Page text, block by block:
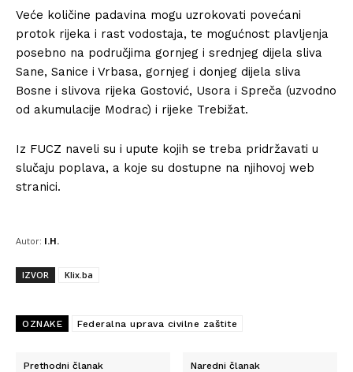
Veće količine padavina mogu uzrokovati povećani
protok rijeka i rast vodostaja, te mogućnost plavljenja
posebno na područjima gornjeg i srednjeg dijela sliva
Sane, Sanice i Vrbasa, gornjeg i donjeg dijela sliva
Bosne i slivova rijeka Gostović, Usora i Spreča (uzvodno
od akumulacije Modrac) i rijeke Trebižat.
Iz FUCZ naveli su i upute kojih se treba pridržavati u
slučaju poplava, a koje su dostupne na njihovoj web
stranici.
Autor: I.H.
IZVOR Klix.ba
OZNAKE Federalna uprava civilne zaštite
Prethodni članak Naredni članak